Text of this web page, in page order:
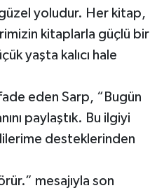
yoludur. Her kitap,
kitaplarla güçlü bir
yaşta kalıcı hale
eden Sarp, “Bugün
paylaştık. Bu ilgiyi
desteklerinden
mesajıyla son